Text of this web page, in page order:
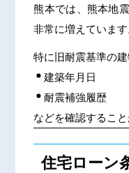
熊本では、熊本地
非常に増えています
特に旧耐震基準の建
建築年月日
耐震補強履歴
などを確認すること
住宅ローン